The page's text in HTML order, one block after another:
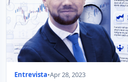
Entrevista•Apr 28, 2023